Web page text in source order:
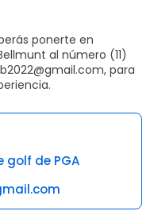
ponerte en
al número (11)
para
golf de PGA